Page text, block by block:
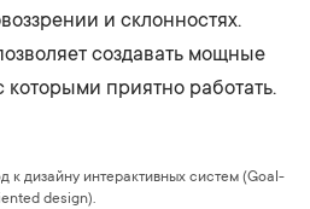
и склонностях.
создавать мощные
приятно работать.
к дизайну интерактивных систем (Goal-
design).